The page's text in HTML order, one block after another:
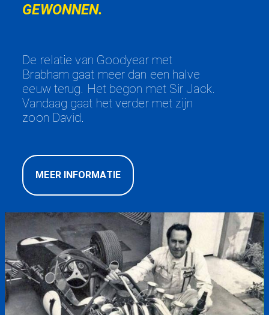
GEWONNEN.
De relatie van Goodyear met
Brabham gaat meer dan een halve
eeuw terug. Het begon met Sir Jack.
Vandaag gaat het verder met zijn
zoon David.
MEER INFORMATIE